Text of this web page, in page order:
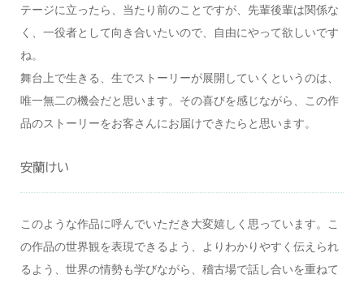
テージに立ったら、当たり前のことですが、先輩後輩は関係な
く、一役者として向き合いたいので、自由にやって欲しいです
ね。
舞台上で生きる、生でストーリーが展開していくというのは、
唯一無二の機会だと思います。その喜びを感じながら、この作
品のストーリーをお客さんにお届けできたらと思います。
安蘭けい
このような作品に呼んでいただき大変嬉しく思っています。こ
の作品の世界観を表現できるよう、よりわかりやすく伝えられ
るよう、世界の情勢も学びながら、稽古場で話し合いを重ねて